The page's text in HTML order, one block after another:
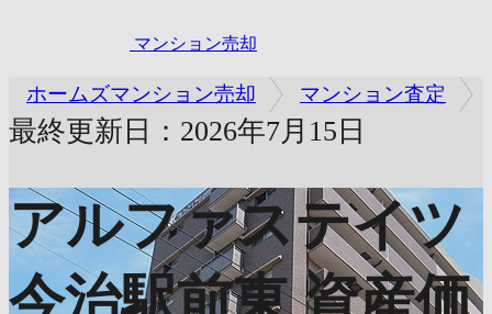
マンション売却
ホームズマンション売却 マンション査定
最終更新日：2026年7月15日
アルファステイツ
今治駅前東 資産価